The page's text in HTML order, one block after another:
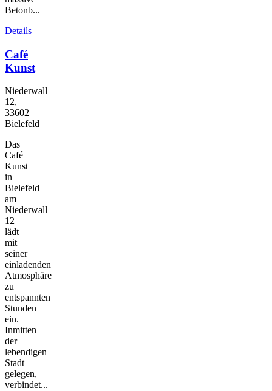
Betonb...
Details
Café
Kunst
Niederwall
12,
33602
Bielefeld
Das
Café
Kunst
in
Bielefeld
am
Niederwall
12
lädt
mit
seiner
einladenden
Atmosphäre
zu
entspannten
Stunden
ein.
Inmitten
der
lebendigen
Stadt
gelegen,
verbindet...